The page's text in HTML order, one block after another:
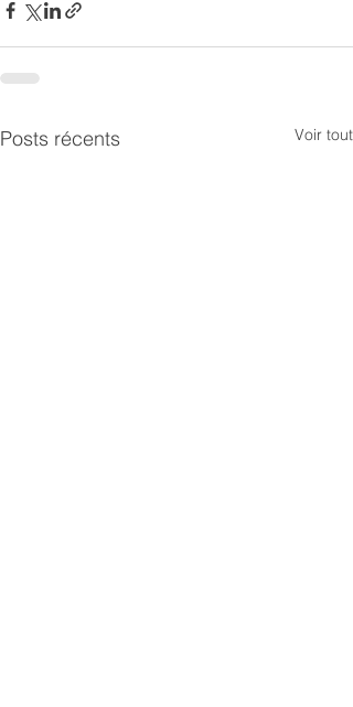
Posts récents Voir tout